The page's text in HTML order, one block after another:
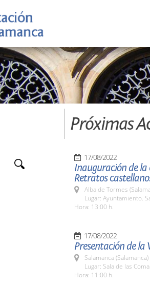
Próximas
17/08/2022
Inauguración de la
Retratos
Alba de Tormes
Lugar: Ayuntamiento.
Hora: 13:00 h.
17/08/2022
Presentación de la
Salamanca (Salamanca)
Lugar: Sala de las
Hora: 11:00 h.